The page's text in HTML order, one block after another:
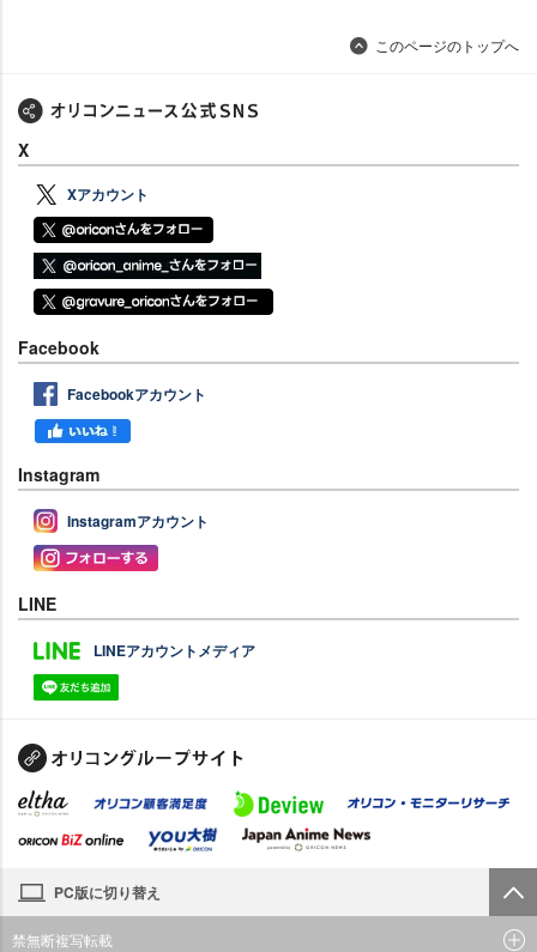
このページのトップへ
X
Xアカウント
Facebook
Facebookアカウント
Instagram
Instagramアカウント
LINE
LINEアカウントメディア
PC版に切り替え
禁無断複写転載